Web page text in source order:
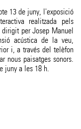
13 de juny, l'exposició
realitzada pels
per Josep Manuel
acústica de la veu,
i, a través del telèfon
nous paisatges sonors.
juny a les 18 h.